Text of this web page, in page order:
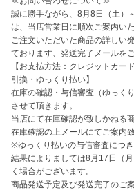
誠に勝手ながら、8月8日（土）
は、当店営業日に順次ご案内いた
ご注文いただいた商品の詳しい
ております、発送完了メールを
【お支払方法：クレジットカ
引換・ゆっくり払い】
在庫の確認・与信審査（ゆっく
させて頂きます。
当店にて在庫確認が致しかねる
在庫確認の上メールにてご案内致
※ゆっくり払いの与信審査につ
結果によりましては8月17日（
く場合がございます。
商品発送予定及び発送完了のご